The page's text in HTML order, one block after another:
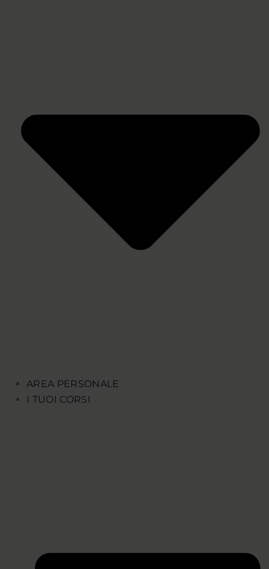
AREA PERSONALE
I TUOI CORSI